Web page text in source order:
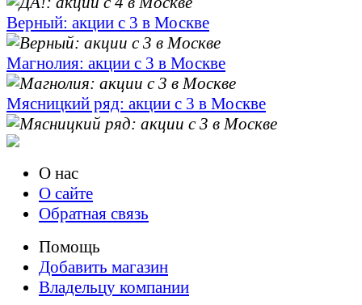
Верный: акции с 3 в Москве
Магнолия: акции с 3 в Москве
Мясницкий ряд: акции с 3 в Москве
О нас
О сайте
Обратная связь
Помощь
Добавить магазин
Владельцу компании